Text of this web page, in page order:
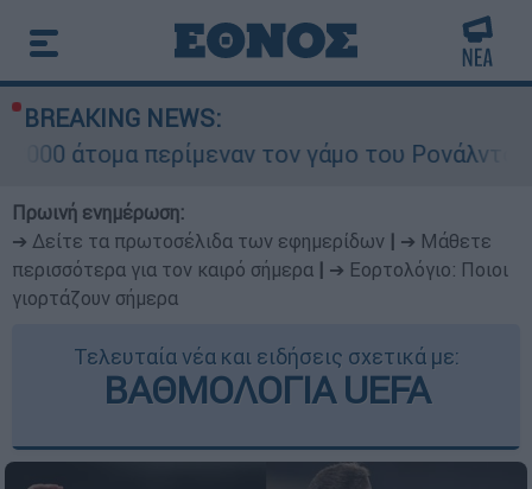
BREAKING NEWS:
τον γάμο του Ρονάλντο στη Μαδέρα
Πρωινή ενημέρωση:
➔ Δείτε τα πρωτοσέλιδα των εφημερίδων
➔ Μάθετε
περισσότερα για τον καιρό σήμερα
➔ Εορτολόγιο: Ποιοι
γιορτάζουν σήμερα
Τελευταία νέα και ειδήσεις σχετικά με:
ΒΑΘΜΟΛΟΓΙΑ UEFA